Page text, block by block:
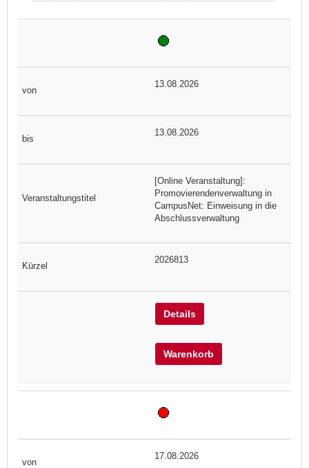
13.08.2026
13.08.2026
[Online Veranstaltung]:
Promovierendenverwaltung in
CampusNet: Einweisung in die
Abschlussverwaltung
2026813
Details
Warenkorb
17.08.2026